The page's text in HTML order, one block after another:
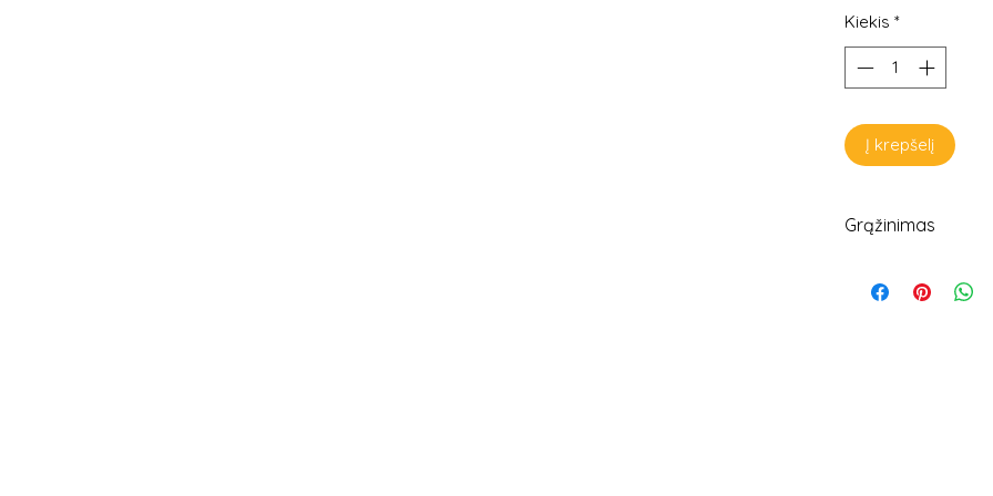
Kiekis *
Į krepšelį
Grąžinimas